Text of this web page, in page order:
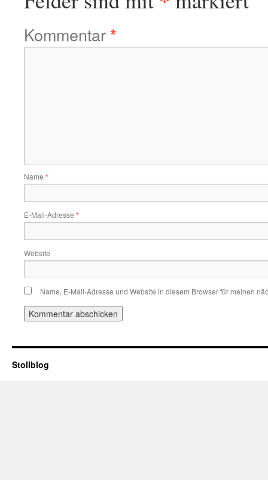
Kommentar*
Name *
E-Mail-Adresse *
Website
Name, E-Mail-Adresse und Website in diesem Browser für meinen
Stollblog